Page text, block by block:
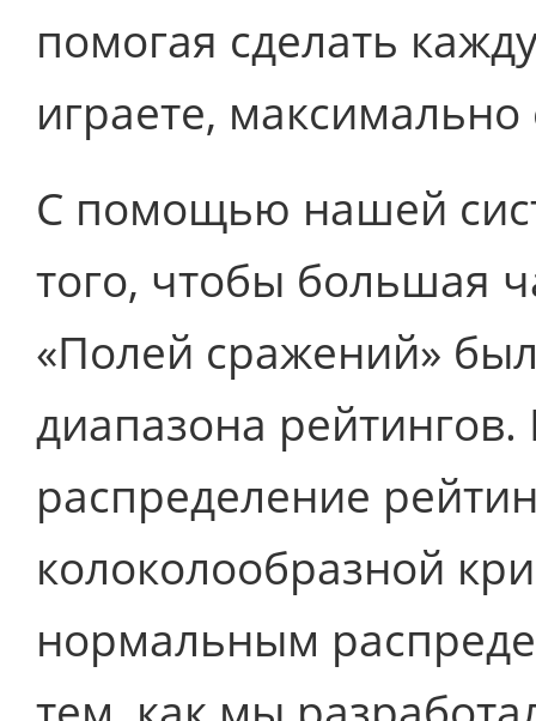
помогая сделать
играете,
С помощью нашей
того, чтобы большая
«Полей сражений»
диапазона
распределение
колоколообразной
нормальным